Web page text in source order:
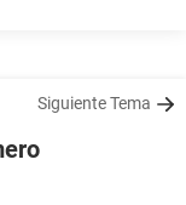
Siguiente Tema